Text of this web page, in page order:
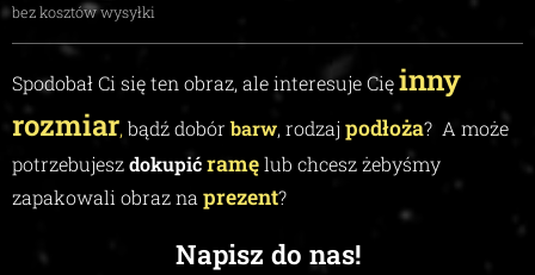
bez kosztów wysyłki
Spodobał Ci się ten obraz, ale interesuje Cięinny
rozmiar, bądź dobór barw, rodzaj podłoża? A może
potrzebujeszdokupićramęlub chcesz żebyśmy
zapakowali obraz na prezent?
Napisz do nas!